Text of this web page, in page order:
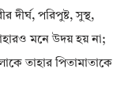
পরিপুষ্ট, সুস্থ,
মনে উদয় হয় না;
তাহার পিতামাতাকে